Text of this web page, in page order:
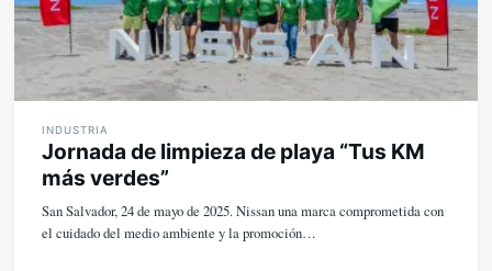
INDUSTRIA
Jornada de limpieza de playa “Tus KM
más verdes”
San Salvador, 24 de mayo de 2025. Nissan una marca comprometida con
el cuidado del medio ambiente y la promoción…